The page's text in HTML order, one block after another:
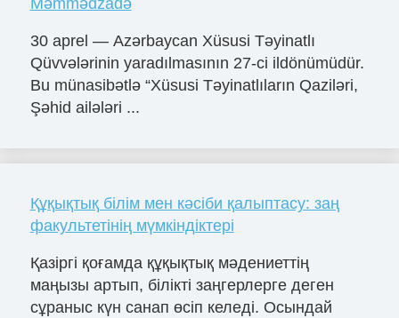
30 aprel — Azərbaycan Xüsusi Təyinatlı
Qüvvələrinin yaradılmasının 27-ci ildönümüdür.
Bu münasibətlə “Xüsusi Təyinatlıların Qaziləri,
Şəhid ailələri ...
Құқықтық білім мен кәсіби қалыптасу: заң
факультетінің мүмкіндіктері
Қазіргі қоғамда құқықтық мәдениеттің
маңызы артып, білікті заңгерлерге деген
сұраныс күн санап өсіп келеді. Осындай